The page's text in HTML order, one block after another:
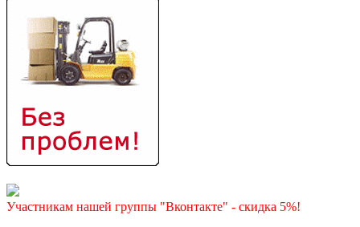
Участникам нашей группы "Вконтакте" - скидка 5%!